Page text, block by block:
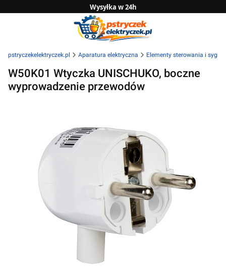
Wysyłka w 24h
Zwrot do 14 dni
Sprawdź naszą ofertę B2B
pstryczekelektryczek.pl Aparatura elektryczna Elementy sterowania i
W50K01 Wtyczka UNISCHUKO, boczne
wyprowadzenie przewodów